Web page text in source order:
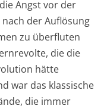
Angst vor der
der Auflösung
zu überfluten
die die
hätte
war das klassische
die immer